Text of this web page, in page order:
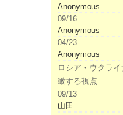
Anonymous
09/16
Anonymous
04/23
Anonymous
ロシア・ウクラ
瞰する視点
09/13
山田